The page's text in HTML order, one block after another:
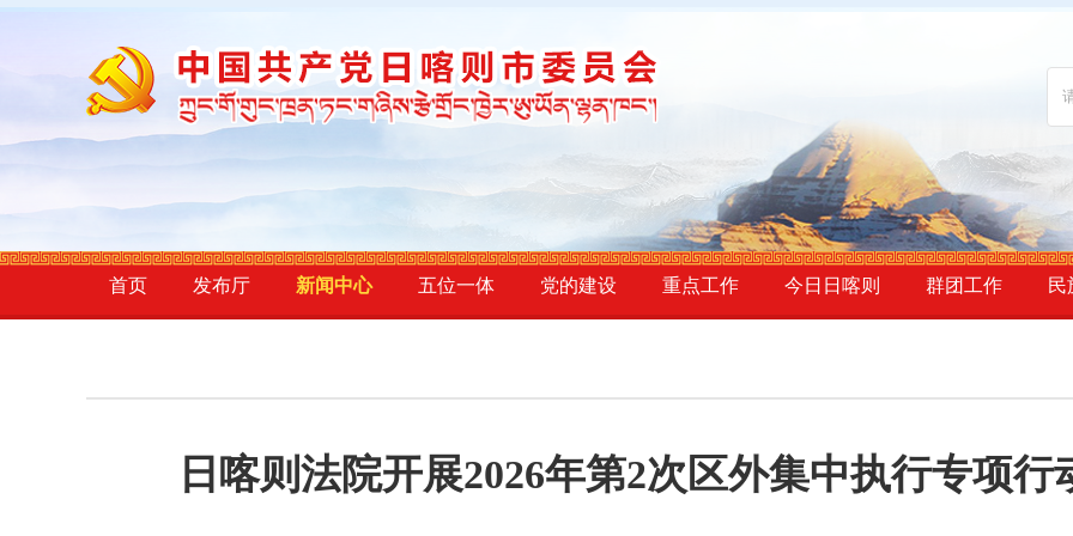
首页 发布厅 新闻中心 五位一体 党的建设 重点工作 今日日喀则 群团工作 民
日喀则法院开展2026年第2次区外集中执行专项